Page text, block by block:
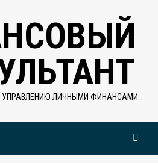
УПРАВЛЕНИЮ ЛИЧНЫМИ ФИНАНСАМИ…